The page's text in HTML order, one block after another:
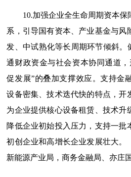
10.加强企业全生命周期资本保
系，引导国有资本、产业基金与风
发、中试熟化等长周期环节倾斜。
通财政资金与社会资本协同通道
促发展”的叠加支撑效应。支持金
设备密集、技术迭代快的特点，开
为企业提供核心设备租赁、技术升
降低企业初始投入压力，支持一批
初创企业和高增长企业发展壮大。
新能源产业局，商务金融局、亦庄